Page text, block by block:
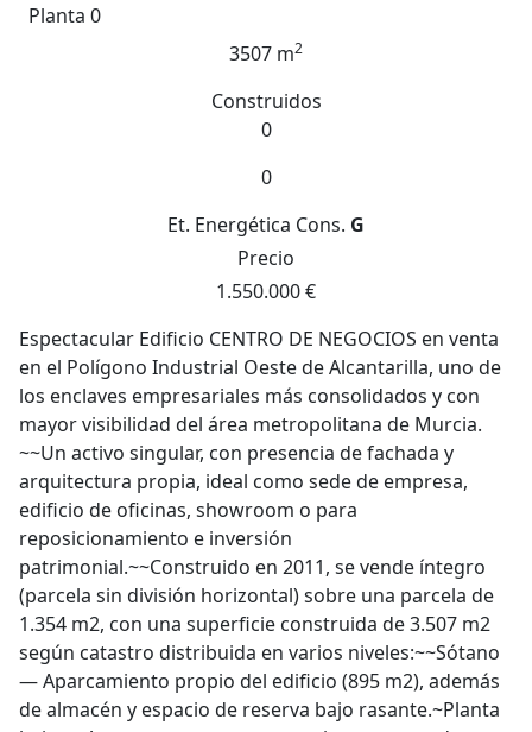
Planta 0
3507 m2
Construidos
0
0
Et. Energética Cons. G
Precio
1.550.000 €
Espectacular Edificio CENTRO DE NEGOCIOS en venta
en el Polígono Industrial Oeste de Alcantarilla, uno de
los enclaves empresariales más consolidados y con
mayor visibilidad del área metropolitana de Murcia.
~~Un activo singular, con presencia de fachada y
arquitectura propia, ideal como sede de empresa,
edificio de oficinas, showroom o para
reposicionamiento e inversión
patrimonial.~~Construido en 2011, se vende íntegro
(parcela sin división horizontal) sobre una parcela de
1.354 m2, con una superficie construida de 3.507 m2
según catastro distribuida en varios niveles:~~Sótano
— Aparcamiento propio del edificio (895 m2), además
de almacén y espacio de reserva bajo rasante.~Planta